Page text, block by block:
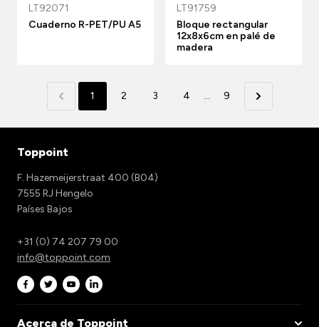
LT92071
Cuaderno R-PET/PU A5
LT91759
Bloque rectangular
12x8x6cm en palé de
madera
1 2 3 4 ... 9
Toppoint
F. Hazemeijerstraat 400 (B04)
7555 RJ Hengelo
Países Bajos
+31 (0) 74 207 79 00
info@toppoint.com
Acerca de Toppoint